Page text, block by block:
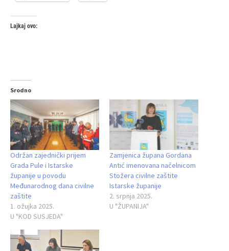
Lajkaj ovo:
Srodno
Održan zajednički prijem
Grada Pule i Istarske
županije u povodu
Međunarodnog dana civilne
zaštite
1. ožujka 2025.
U "KOD SUSJEDA"
Zamjenica župana Gordana
Antić imenovana načelnicom
Stožera civilne zaštite
Istarske županije
2. srpnja 2025.
U "ŽUPANIJA"